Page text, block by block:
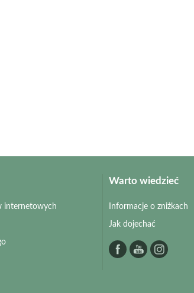
internetowych
Warto wiedzieć
Informacje o zniżkach
Jak dojechać